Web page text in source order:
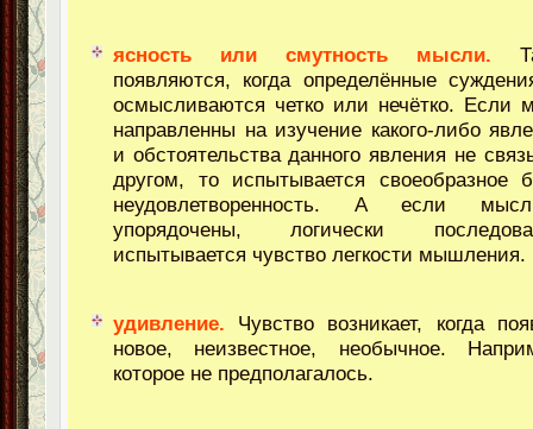
ясность или смутность мысли.
появляются, когда определённые
осмысливаются четко или нечётко. Если
направленны на изучение какого-либо
и обстоятельства данного явления не
другом, то испытывается своеобразное
неудовлетворенность. А если
упорядочены, логически
испытывается чувство легкости мышления.
удивление. Чувство возникает, когда
новое, неизвестное, необычное.
которое не предполагалось.